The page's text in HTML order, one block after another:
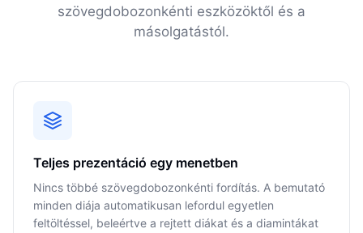
szövegdobozonkénti eszközöktől és a
másolgatástól.
Teljes prezentáció egy menetben
Nincs többé szövegdobozonkénti fordítás. A bemutató
minden diája automatikusan lefordul egyetlen
feltöltéssel, beleértve a rejtett diákat és a diamintákat